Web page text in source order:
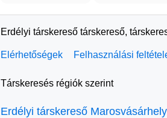
Erdélyi társkereső társkereső,
Elérhetőségek Felhasználási
Társkeresés régiók szerint
Erdélyi társkereső Marosvásárhely